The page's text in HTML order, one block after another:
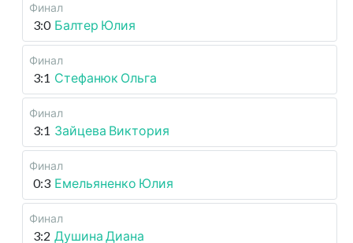
Финал
3:0 Балтер Юлия
Финал
3:1 Стефанюк Ольга
Финал
3:1 Зайцева Виктория
Финал
0:3 Емельяненко Юлия
Финал
3:2 Душина Диана